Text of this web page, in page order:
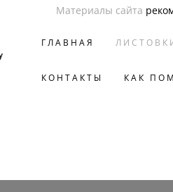
Материалы сайта
ГЛАВНАЯ
КОНТАКТЫ КАК